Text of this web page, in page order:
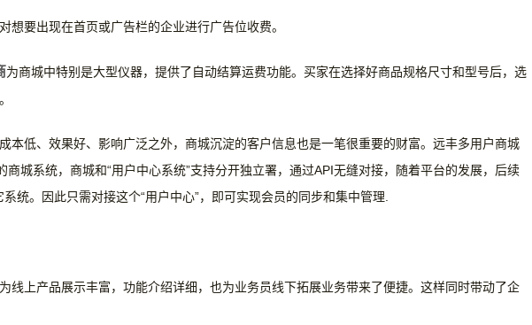
想要出现在首页或广告栏的企业进行广告位收费。
为商城中特别是大型仪器，提供了自动结算运费功能。买家在选择好商品规格尺寸和型号后，选
本低、效果好、影响广泛之外，商城沉淀的客户信息也是一笔很重要的财富。远丰多用户商城
商城系统，商城和“用户中心系统”支持分开独立署，通过API无缝对接，随着平台的发展，后续
统。因此只需对接这个“用户中心”，即可实现会员的同步和集中管理.
线上产品展示丰富，功能介绍详细，也为业务员线下拓展业务带来了便捷。这样同时带动了企